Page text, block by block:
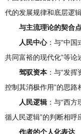
代的发展规律和底层逻辑
与主流理论的契合
人民中心：与“中国
共同富裕的现代化”等论
驾驭资本 ：与“发
控制其消极作用”的思路
人民逻辑 ：与“西
循人民逻辑”的判断相呼
作者的个人化表达